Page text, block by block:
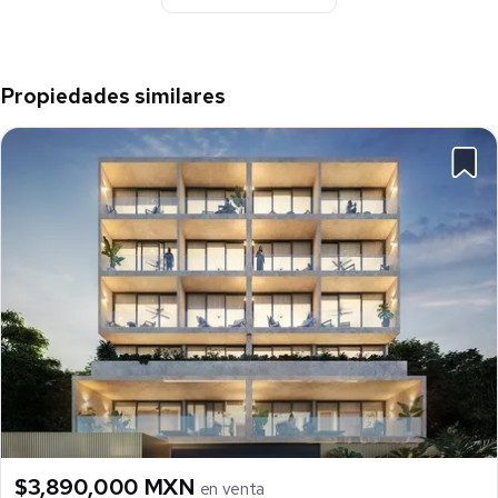
Propiedades similares
$3,890,000 MXN en venta